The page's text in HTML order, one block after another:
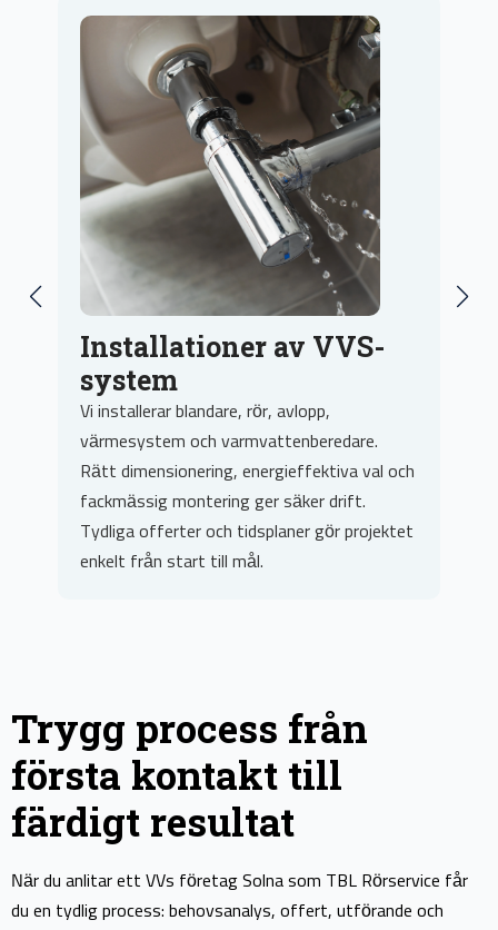
Reparationer och
felsökning
delar av hög kvalitet ger långvarigt resultat.
Trygg process från
första kontakt till
färdigt resultat
När du anlitar ett VVs företag Solna som TBL Rörservice får
du en tydlig process: behovsanalys, offert, utförande och